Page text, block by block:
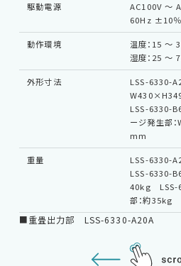
駆動電源
AC100V 〜
60Hz ±10％
動作環境
温度：15 〜
湿度：25 〜
外形寸法
LSS-6330-
LSS-6330-
ージ発生部
mm
重量
LSS-6330-
LSS-6330-
40kg LSS-
部：約35kg
■重畳出力部 LSS-6330-A20A